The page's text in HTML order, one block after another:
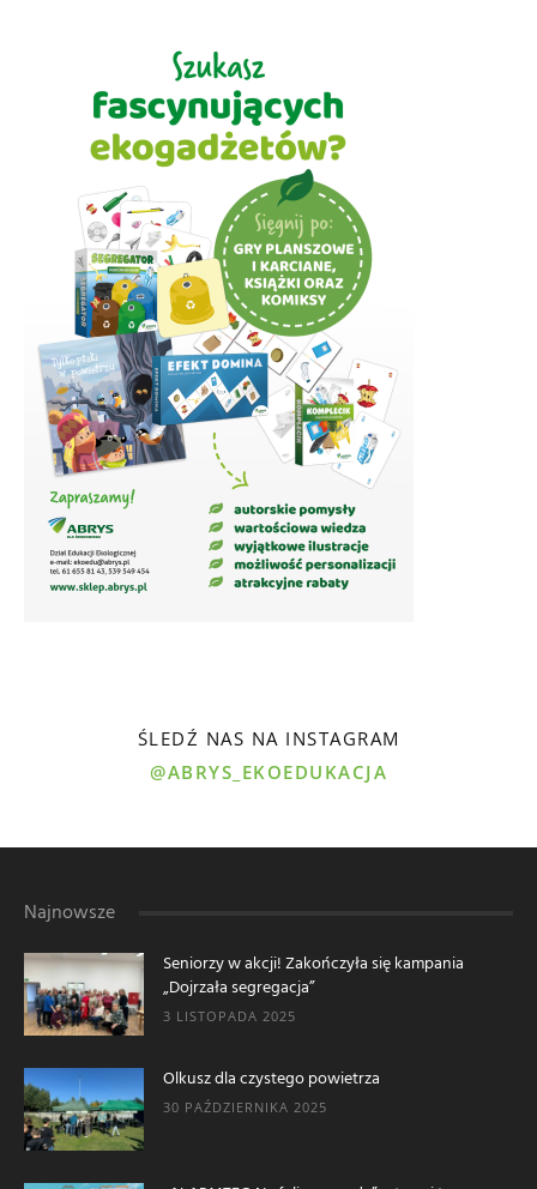
ŚLEDŹ NAS NA INSTAGRAM
@ABRYS_EKOEDUKACJA
Najnowsze
Seniorzy w akcji! Zakończyła się kampania
„Dojrzała segregacja”
3 LISTOPADA 2025
Olkusz dla czystego powietrza
30 PAŹDZIERNIKA 2025